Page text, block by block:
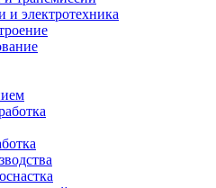
и электротехника